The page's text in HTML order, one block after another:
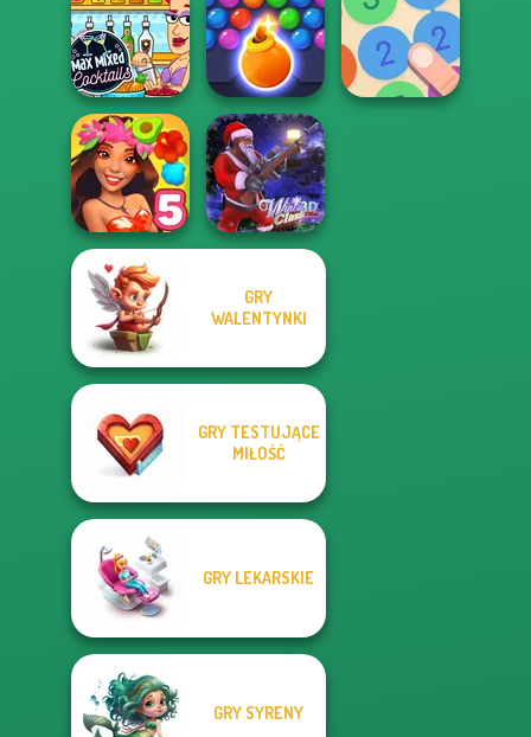
BFFs' Birthday
Bash For Babs
Kiss, Marry, Hate
Challenge
Bestie To The
Rescue Breakup
P...
Max Mixed
Cocktails
Bubble Shooter
HD 3
Hawaii Match 5
GRY
WALENTYNKI
GRY TESTUJĄCE
MIŁOŚĆ
GRY LEKARSKIE
GRY SYRENY